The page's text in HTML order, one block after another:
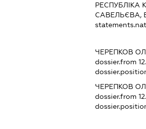
РЕСПУБЛІКА
САВЕЛЬЄВА,
ЧЕРЕПКОВ
dossier.from
ЧЕРЕПКОВ
dossier.from